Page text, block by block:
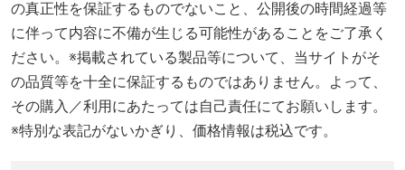
の真正性を保証するものでないこと、公開後の時間経過等
に伴って内容に不備が生じる可能性があることをご了承く
ださい。※掲載されている製品等について、当サイトがそ
の品質等を十全に保証するものではありません。よって、
その購入／利用にあたっては自己責任にてお願いします。
※特別な表記がないかぎり、価格情報は税込です。